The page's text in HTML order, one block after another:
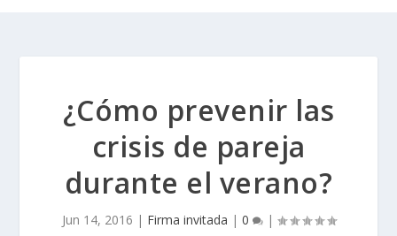
¿Cómo prevenir las
crisis de pareja
durante el verano?
Jun 14, 2016 | Firma invitada | 0 |